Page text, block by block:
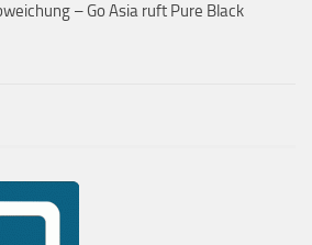
– Go Asia ruft Pure Black